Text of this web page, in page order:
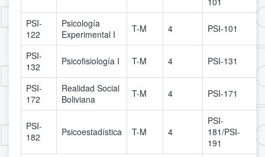
PSI-
122
Psicología
Experimental I
T-M 4 PSI-101
PSI-
132
Psicofisiología I T-M 4 PSI-131
PSI-
172
Realidad Social
Boliviana
T-M 4 PSI-171
PSI-
182
Psicoestadística T-M 4
PSI-
181/PSI-
191